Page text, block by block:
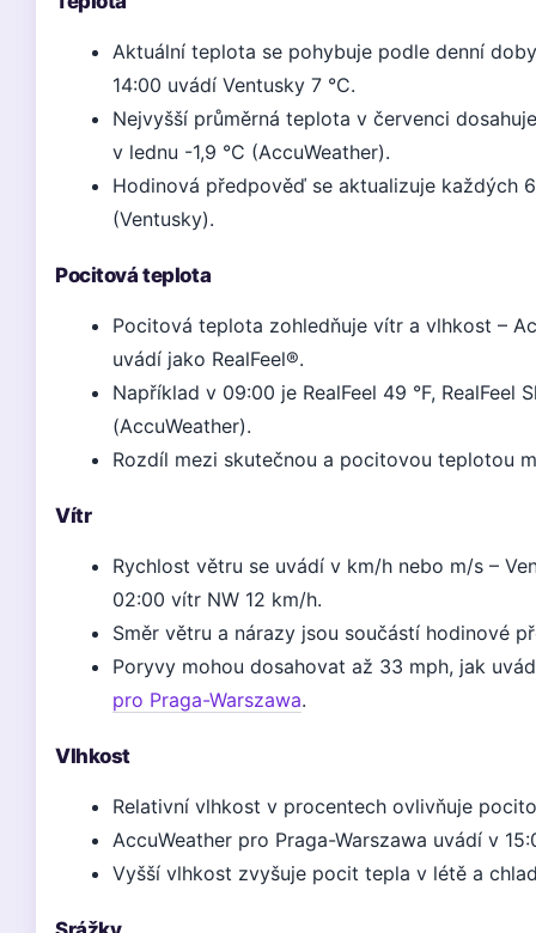
Aktuální teplota se pohybuje podle denní
14:00 uvádí Ventusky 7 °C.
Nejvyšší průměrná teplota v červenci
v lednu -1,9 °C (AccuWeather).
Hodinová předpověď se aktualizuje každých
(Ventusky).
Pocitová teplota
Pocitová teplota zohledňuje vítr a vlhkost –
uvádí jako RealFeel®.
Například v 09:00 je RealFeel 49 °F, RealFeel
(AccuWeather).
Rozdíl mezi skutečnou a pocitovou teplotou
Vítr
Rychlost větru se uvádí v km/h nebo m/s –
02:00 vítr NW 12 km/h.
Směr větru a nárazy jsou součástí hodinové
Poryvy mohou dosahovat až 33 mph, jak
pro Praga-Warszawa.
Vlhkost
Relativní vlhkost v procentech ovlivňuje
AccuWeather pro Praga-Warszawa uvádí v
Vyšší vlhkost zvyšuje pocit tepla v létě a